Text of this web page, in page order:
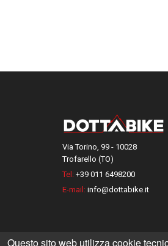
Via Torino, 99 - 10028
Trofarello (TO)
Tel: +39 011 6498200
E-mail: info@dottabike.it
Questo sito web utilizza cookie